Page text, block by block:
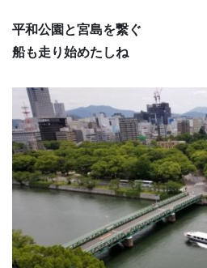
平和公園と宮島を繋ぐ
船も走り始めたしね